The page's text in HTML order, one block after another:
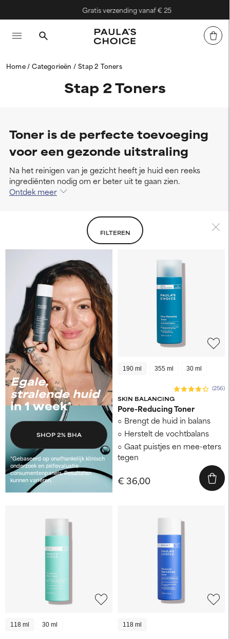
Gratis verzending vanaf € 25
Home Categorieën Stap 2 Toners
Stap 2 Toners
Toner is de perfecte toevoeging
voor een gezonde uitstraling
Na het reinigen van je gezicht heeft je huid een reeks
ingrediënten nodig om er beter uit te gaan zien.
Ontdek meer
FILTEREN
Egale,
stralende huid
in 1 week*
SHOP 2% BHA
*Gebaseerd op onafhankelijk klinisch
onderzoek en zelfevaluatie
consumentenpanels. Resultaten
kunnen variëren.
190 ml 355 ml 30 ml
SKIN BALANCING
(256)
Pore-Reducing Toner
Brengt de huid in balans
Herstelt de vochtbalans
Gaat puistjes en mee-eters
tegen
€ 36,00
118 ml 30 ml 118 ml